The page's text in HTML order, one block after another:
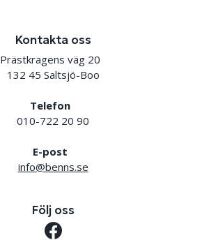
Kontakta oss
Prästkragens väg 20
132 45 Saltsjö-Boo
Telefon
010-722 20 90
E-post
info@benns.se
Följ oss